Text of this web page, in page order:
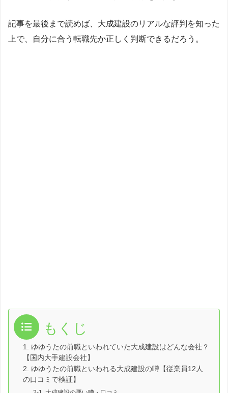
記事を最後まで読めば、大成建設のリアルな評判を知った
上で、自分に合う転職先か正しく判断できるだろう。
もくじ
1. ゆゆうたの前職といわれていた大成建設はどんな会社？
【国内大手建設会社】
2. ゆゆうたの前職といわれる大成建設の噂【従業員12人
の口コミで検証】